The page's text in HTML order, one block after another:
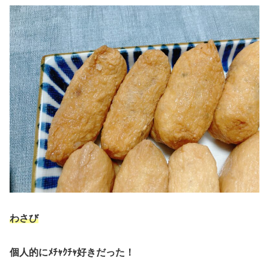
わさび
個人的にﾒﾁｬｸﾁｬ好きだった！